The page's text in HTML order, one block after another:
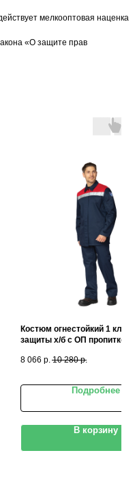
мелкооптовая наценка
«О защите прав
Костюм огнестойкий 1
защиты х/б с ОП пропиткой
8 066 р. 10 280 р.
Подробнее
В корзину